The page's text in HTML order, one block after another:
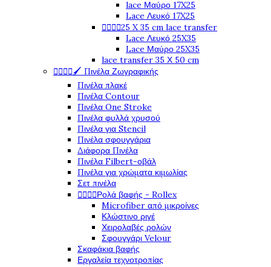
lace Μαύρο 17X25
Lace Λευκό 17X25
25 X 35 cm lace transfer
Lace Λευκό 25X35
Lace Μαύρο 25X35
lace transfer 35 Χ 50 cm
🖌️ Πινέλα Ζωγραφικής
Πινέλα πλακέ
Πινέλα Contour
Πινέλα One Stroke
Πινέλα φυλλά χρυσού
Πινέλα για Stencil
Πινέλα σφουγγάρια
Διάφορα Πινέλα
Πινέλα Filbert-οβάλ
Πινέλα για χρώματα κιμωλίας
Σετ πινέλα
Ρολά βαφής - Rollex
Microfiber από μικροίνες
Κλώστινο ριγέ
Χειρολαβές ρολών
Σφουγγάρι Velour
Σκαφάκια βαφής
Εργαλεία τεχνοτροπίας